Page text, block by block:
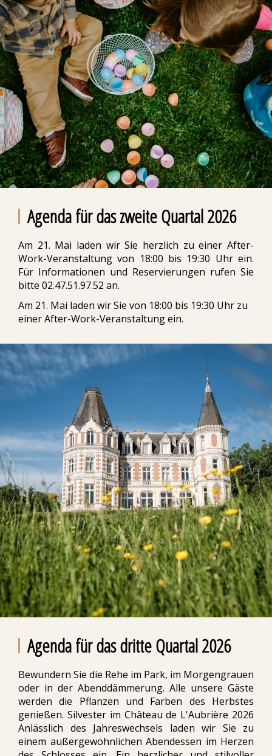
Agenda für das zweite Quartal 2026
Am 21. Mai laden wir Sie herzlich zu einer After-
Work-Veranstaltung von 18:00 bis 19:30 Uhr ein.
Für Informationen und Reservierungen rufen Sie
bitte 02.47.51.97.52 an.
Am 21. Mai laden wir Sie von 18:00 bis 19:30 Uhr zu
einer After-Work-Veranstaltung ein.
Agenda für das dritte Quartal 2026
Bewundern Sie die Rehe im Park, im Morgengrauen
oder in der Abenddämmerung. Alle unsere Gäste
werden die Pflanzen und Farben des Herbstes
genießen. Silvester im Château de L'Aubrière 2026
Anlässlich des Jahreswechsels laden wir Sie zu
einem außergewöhnlichen Abendessen im Herzen